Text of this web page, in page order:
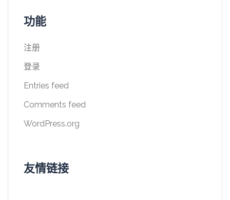
功能
注册
登录
Entries feed
Comments feed
WordPress.org
友情链接